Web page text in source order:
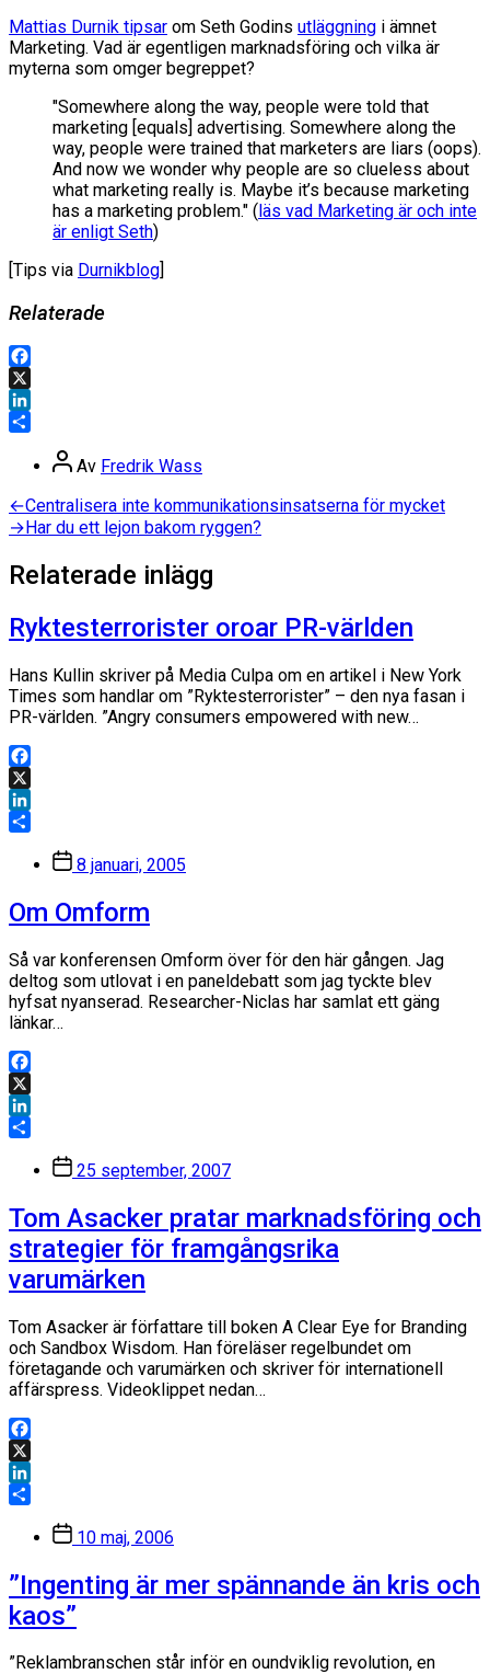
Mattias Durnik tipsar om Seth Godins utläggning i ämnet
Marketing. Vad är egentligen marknadsföring och vilka är
myterna som omger begreppet?
"Somewhere along the way, people were told that
marketing [equals] advertising. Somewhere along the
way, people were trained that marketers are liars (oops).
And now we wonder why people are so clueless about
what marketing really is. Maybe it’s because marketing
has a marketing problem." (läs vad Marketing är och inte
är enligt Seth)
[Tips via Durnikblog]
Relaterade
Facebook
X
LinkedIn
Inläggsförfattare
Av Fredrik Wass
Inläggsnavigering
←Föregående
inlägg:
Centralisera inte kommunikationsinsatserna för mycket
→Nästa
Har du ett lejon bakom ryggen?
Relaterade inlägg
Ryktesterrorister oroar PR-världen
Hans Kullin skriver på Media Culpa om en artikel i New York
Times som handlar om ”Ryktesterrorister” – den nya fasan i
PR-världen. ”Angry consumers empowered with new…
Facebook
X
LinkedIn
Inläggsdatum
8 januari, 2005
Om Omform
Så var konferensen Omform över för den här gången. Jag
deltog som utlovat i en paneldebatt som jag tyckte blev
hyfsat nyanserad. Researcher-Niclas har samlat ett gäng
länkar…
Facebook
X
LinkedIn
Inläggsdatum
25 september, 2007
Tom Asacker pratar marknadsföring och
strategier för framgångsrika
varumärken
Tom Asacker är författare till boken A Clear Eye for Branding
och Sandbox Wisdom. Han föreläser regelbundet om
företagande och varumärken och skriver för internationell
affärspress. Videoklippet nedan…
Facebook
X
LinkedIn
Inläggsdatum
10 maj, 2006
”Ingenting är mer spännande än kris och
kaos”
”Reklambranschen står inför en oundviklig revolution, en